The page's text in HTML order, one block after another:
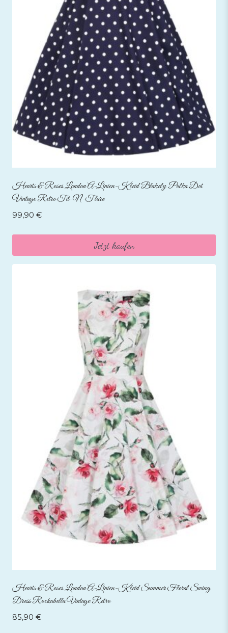
Hearts & Roses London A-Linien-Kleid Blakely Polka Dot
Vintage Retro Fit-N-Flare
99,90 €
Jetzt kaufen
Hearts & Roses London A-Linien-Kleid Summer Floral Swing
Dress Rockabella Vintage Retro
85,90 €